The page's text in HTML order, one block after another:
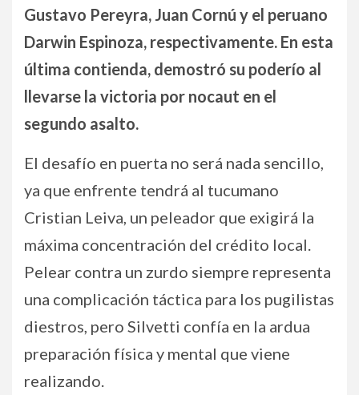
Gustavo Pereyra, Juan Cornú y el peruano
Darwin Espinoza, respectivamente. En esta
última contienda, demostró su poderío al
llevarse la victoria por nocaut en el
segundo asalto.
El desafío en puerta no será nada sencillo,
ya que enfrente tendrá al tucumano
Cristian Leiva, un peleador que exigirá la
máxima concentración del crédito local.
Pelear contra un zurdo siempre representa
una complicación táctica para los pugilistas
diestros, pero Silvetti confía en la ardua
preparación física y mental que viene
realizando.